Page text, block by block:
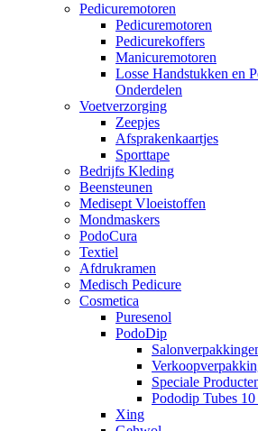
Pedicuremotoren
Pedicuremotoren
Pedicurekoffers
Manicuremotoren
Losse Handstukken en
Onderdelen
Voetverzorging
Zeepjes
Afsprakenkaartjes
Sporttape
Bedrijfs Kleding
Beensteunen
Medisept Vloeistoffen
Mondmaskers
PodoCura
Textiel
Afdrukramen
Medisch Pedicure
Cosmetica
Puresenol
PodoDip
Speciale
Pododip Tubes 10
Xing